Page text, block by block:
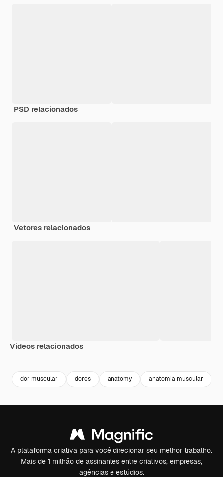
PSD relacionados
Vetores relacionados
Vídeos relacionados
dor muscular dores anatomy anatomia muscular
A plataforma criativa para você direcionar seu melhor trabalho.
Mais de 1 milhão de assinantes entre criativos, empresas,
agências e estúdios.